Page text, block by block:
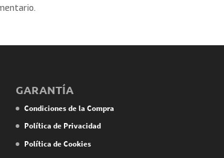
GARANTÍA
Condiciones de la Compra
Política de Privacidad
Política de Cookies